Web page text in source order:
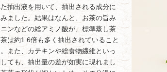
抽出液を用いて、抽出される成分に
ました。結果はなんと、お茶の旨み
ンなどの総アミノ酸が、標準蒸し茶
は約1.6倍も多く抽出されていること
また、カテキンや総食物繊維といっ
ても、抽出量の差が如実に現れまし